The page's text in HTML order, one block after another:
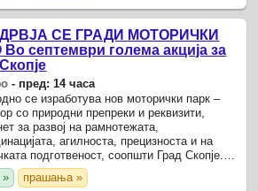
СЕ ГРАДИ МОТОРИЧКИ
септември голема акција за
- пред: 14 часа
се изработува нов моторички парк –
со природни препреки и реквизити,
за развој на рамнотежата,
агилноста, прецизноста и на
подготвеност, соопшти Град Скопје.
активностите за санација на
од силното ...
» прашања »